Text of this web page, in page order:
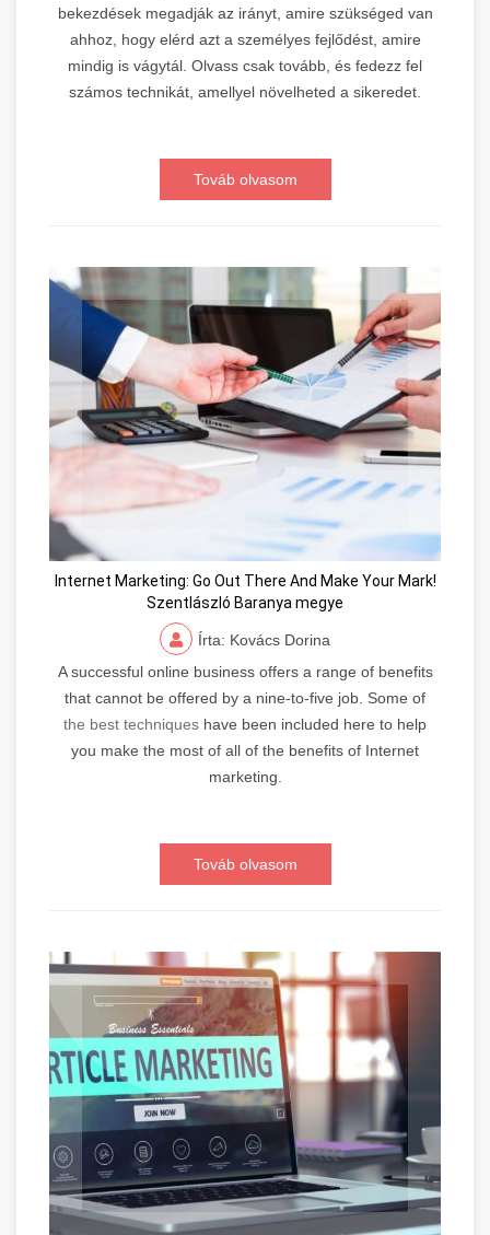
bekezdések megadják az irányt, amire szükséged van
ahhoz, hogy elérd azt a személyes fejlődést, amire
mindig is vágytál. Olvass csak tovább, és fedezz fel
számos technikát, amellyel növelheted a sikeredet.
Továb olvasom
Internet Marketing: Go Out There And Make Your Mark!
Szentlászló Baranya megye
Írta: Kovács Dorina
A successful online business offers a range of benefits
that cannot be offered by a nine-to-five job. Some of
the best techniques have been included here to help
you make the most of all of the benefits of Internet
marketing.
Továb olvasom